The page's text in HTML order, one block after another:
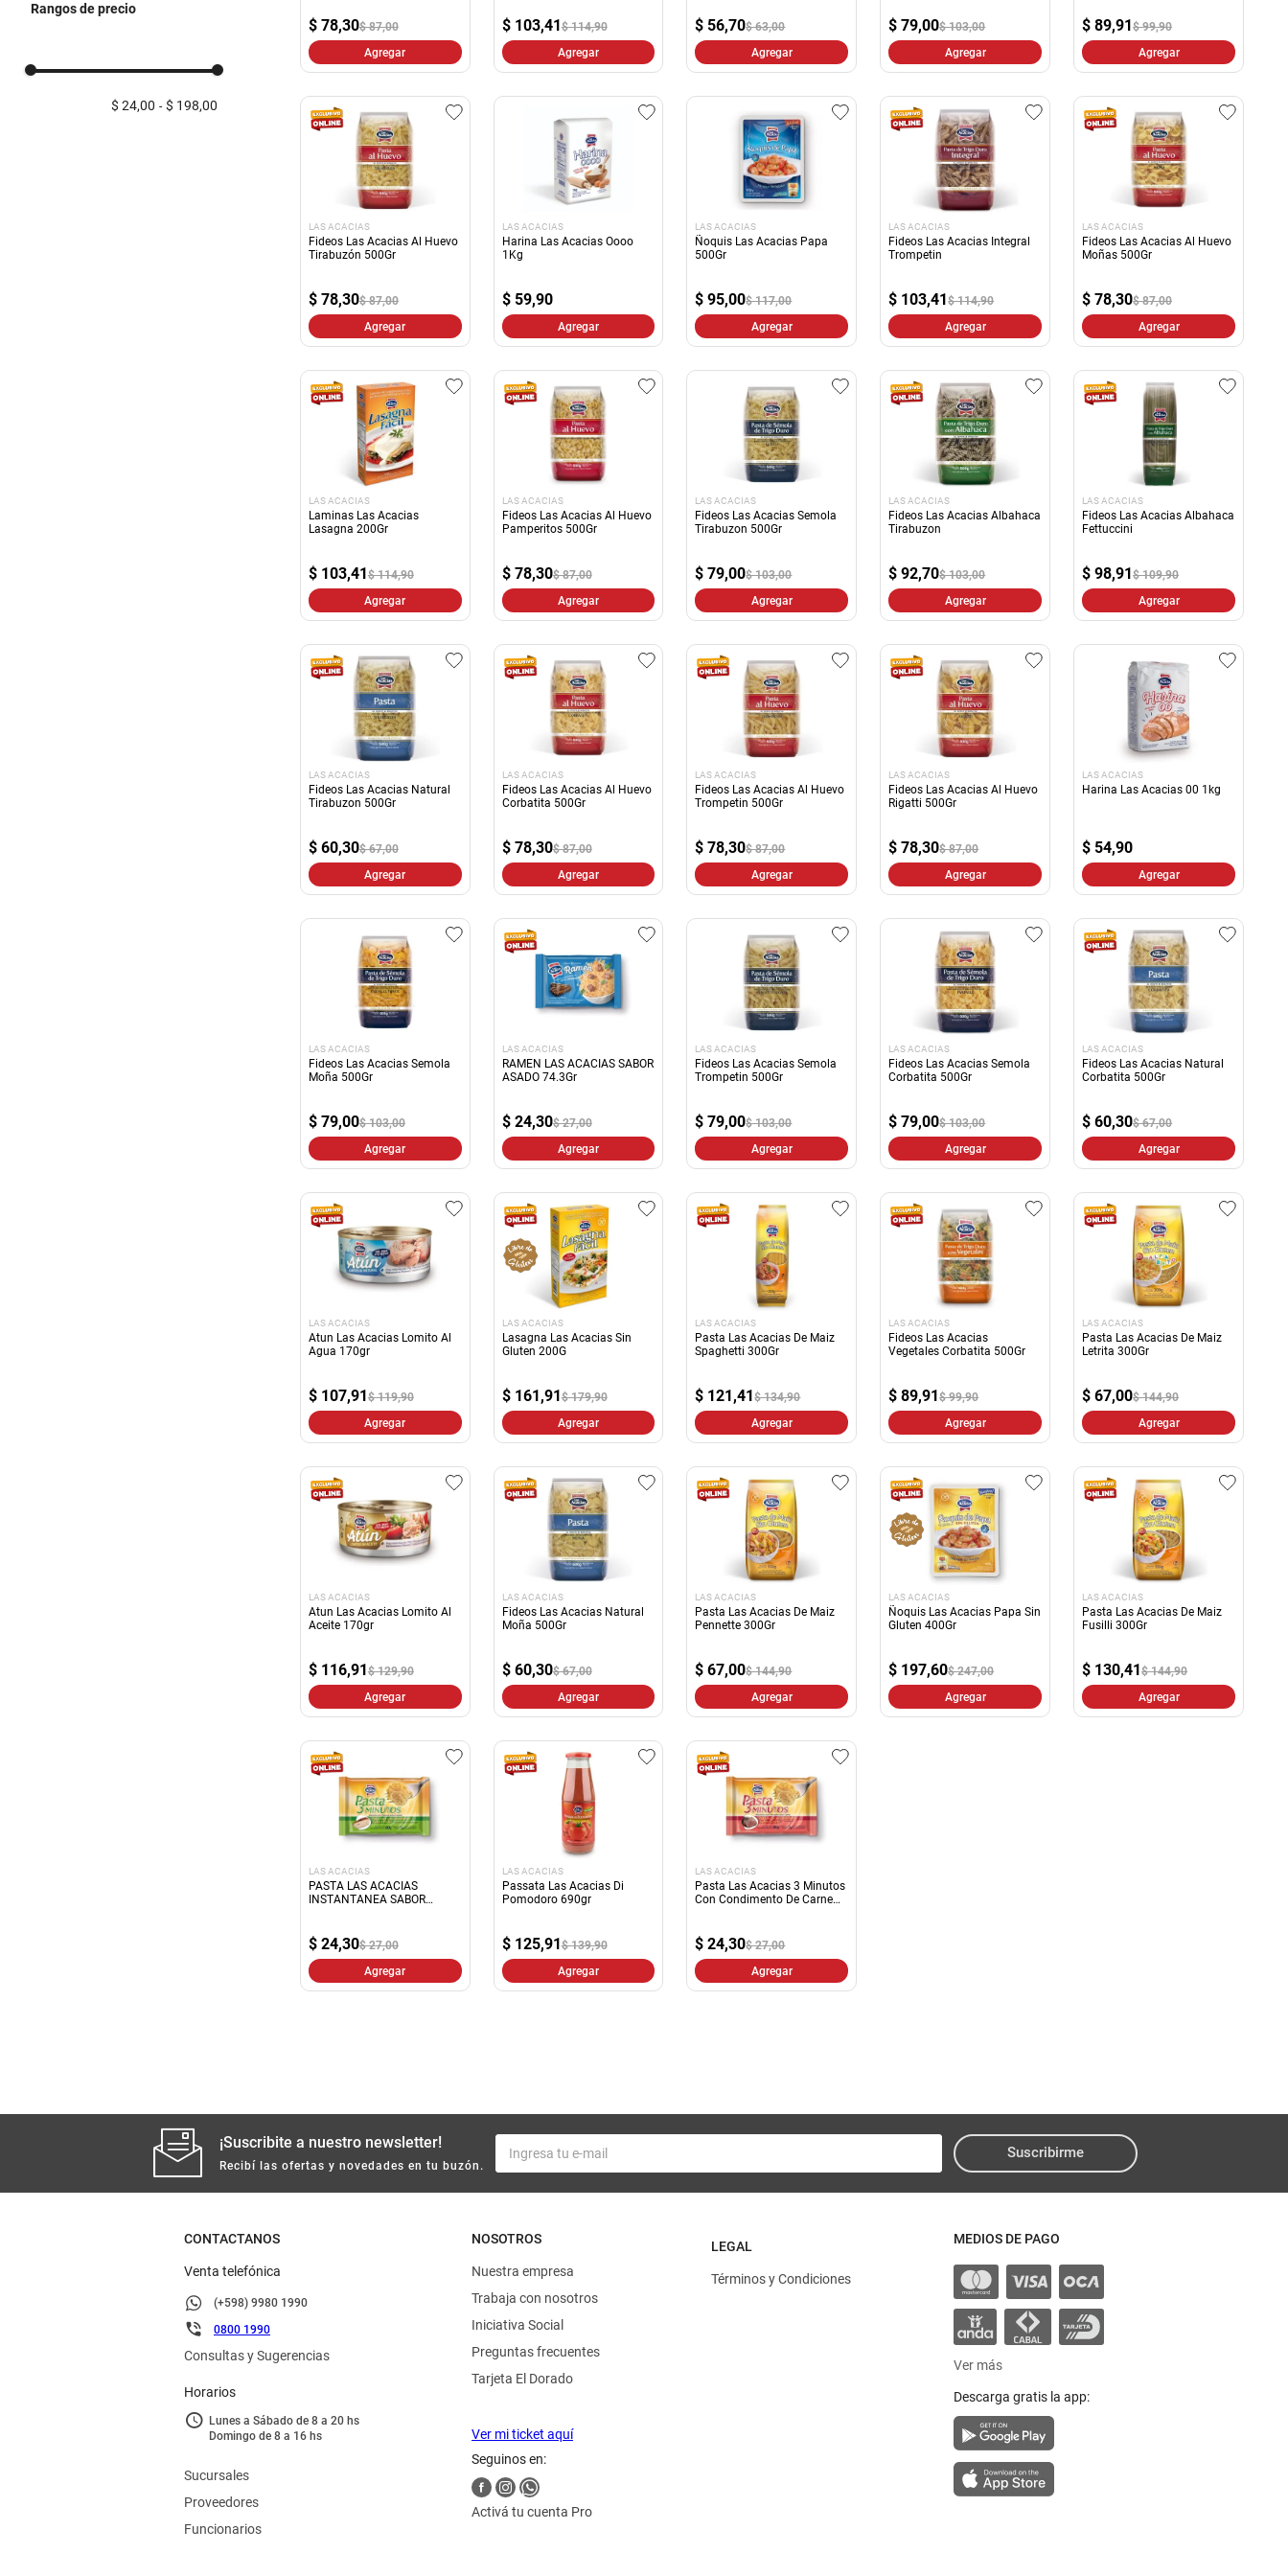
Conservas
Rangos de precio
$ 24,00 $ 198,00
$ 78,30$ 87,00
Agregar
$ 103,41$ 114,90
Agregar
$ 56,70$ 63,00
Agregar
$ 79,00$ 103,00
Agregar
$ 89,91$ 99,90
Agregar
LAS ACACIAS
Fideos Las Acacias Al Huevo
Tirabuzón 500Gr
$ 78,30$ 87,00
Agregar
LAS ACACIAS
Harina Las Acacias Oooo
1Kg
$ 59,90
Agregar
LAS ACACIAS
Ñoquis Las Acacias Papa
500Gr
$ 95,00$ 117,00
Agregar
LAS ACACIAS
Fideos Las Acacias Integral
Trompetin
$ 103,41$ 114,90
Agregar
LAS ACACIAS
Fideos Las Acacias Al Huevo
Moñas 500Gr
$ 78,30$ 87,00
Agregar
LAS ACACIAS
Laminas Las Acacias
Lasagna 200Gr
$ 103,41 $ 114,90
Agregar
LAS ACACIAS
Fideos Las Acacias Al Huevo
Pamperitos 500Gr
$ 78,30$ 87,00
Agregar
LAS ACACIAS
Fideos Las Acacias Semola
Tirabuzon 500Gr
$ 79,00$ 103,00
Agregar
LAS ACACIAS
Fideos Las Acacias Albahaca
Tirabuzon
$ 92,70$ 103,00
Agregar
LAS ACACIAS
Fideos Las Acacias Albahaca
Fettuccini
$ 98,91$ 109,90
Agregar
LAS ACACIAS
Fideos Las Acacias Natural
Tirabuzon 500Gr
$ 60,30$ 67,00
Agregar
LAS ACACIAS
Fideos Las Acacias Al Huevo
Corbatita 500Gr
$ 78,30$ 87,00
Agregar
LAS ACACIAS
Fideos Las Acacias Al Huevo
Trompetin 500Gr
$ 78,30$ 87,00
Agregar
LAS ACACIAS
Fideos Las Acacias Al Huevo
Rigatti 500Gr
$ 78,30$ 87,00
Agregar
LAS ACACIAS
Harina Las Acacias 00 1kg
$ 54,90
Agregar
LAS ACACIAS
Fideos Las Acacias Semola
Moña 500Gr
$ 79,00$ 103,00
Agregar
LAS ACACIAS
RAMEN LAS ACACIAS SABOR
ASADO 74.3Gr
$ 24,30$ 27,00
Agregar
LAS ACACIAS
Fideos Las Acacias Semola
Trompetin 500Gr
$ 79,00$ 103,00
Agregar
LAS ACACIAS
Fideos Las Acacias Semola
Corbatita 500Gr
$ 79,00$ 103,00
Agregar
LAS ACACIAS
Fideos Las Acacias Natural
Corbatita 500Gr
$ 60,30$ 67,00
Agregar
LAS ACACIAS
Atun Las Acacias Lomito Al
Agua 170gr
$ 107,91 $ 119,90
Agregar
LAS ACACIAS
Lasagna Las Acacias Sin
Gluten 200G
$ 161,91$ 179,90
Agregar
LAS ACACIAS
Pasta Las Acacias De Maiz
Spaghetti 300Gr
$ 121,41$ 134,90
Agregar
LAS ACACIAS
Fideos Las Acacias
Vegetales Corbatita 500Gr
$ 89,91$ 99,90
Agregar
LAS ACACIAS
Pasta Las Acacias De Maiz
Letrita 300Gr
$ 67,00$ 144,90
Agregar
LAS ACACIAS
Atun Las Acacias Lomito Al
Aceite 170gr
$ 116,91 $ 129,90
Agregar
LAS ACACIAS
Fideos Las Acacias Natural
Moña 500Gr
$ 60,30$ 67,00
Agregar
LAS ACACIAS
Pasta Las Acacias De Maiz
Pennette 300Gr
$ 67,00$ 144,90
Agregar
LAS ACACIAS
Ñoquis Las Acacias Papa Sin
Gluten 400Gr
$ 197,60$ 247,00
Agregar
LAS ACACIAS
Pasta Las Acacias De Maiz
Fusilli 300Gr
$ 130,41$ 144,90
Agregar
LAS ACACIAS
PASTA LAS ACACIAS
INSTANTANEA SABOR
$ 24,30$ 27,00
Agregar
LAS ACACIAS
Passata Las Acacias Di
Pomodoro 690gr
$ 125,91$ 139,90
Agregar
LAS ACACIAS
Pasta Las Acacias 3 Minutos
Con Condimento De Carne
$ 24,30$ 27,00
Agregar
¡Suscribite a nuestro newsletter!
Recibí las ofertas y novedades en tu buzón.
Suscribirme
CONTACTANOS
Venta telefónica
(+598) 9980 1990
0800 1990
Consultas y Sugerencias
Horarios
Lunes a Sábado de 8 a 20 hs
Domingo de 8 a 16 hs
Sucursales
Proveedores
Funcionarios
NOSOTROS
Nuestra empresa
Trabaja con nosotros
Iniciativa Social
Preguntas frecuentes
Tarjeta El Dorado
Ver mi ticket aquí
Seguinos en:
Activá tu cuenta Pro
LEGAL
Términos y Condiciones
MEDIOS DE PAGO
Ver más
Descarga gratis la app: